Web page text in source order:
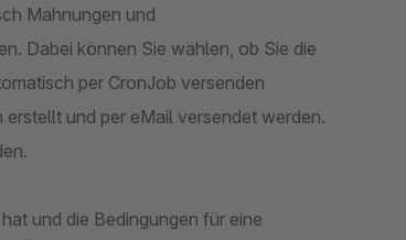
Mahnungen und
Dabei können Sie wählen, ob Sie die
per CronJob versenden
und per eMail versendet werden.
und die Bedingungen für eine